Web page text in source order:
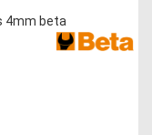
4mm beta